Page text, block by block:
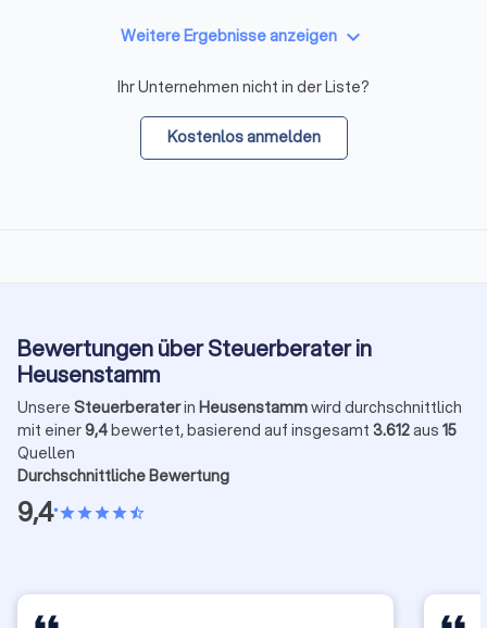
Weitere Ergebnisse anzeigen keyboard_arrow_down
Ihr Unternehmen nicht in der Liste?
Kostenlos anmelden
Bewertungen über Steuerberater in
Heusenstamm
Unsere Steuerberaterin Heusenstammwird durchschnittlich
mit einer9,4bewertet, basierend auf insgesamt 3.612aus 15
Quellen
Durchschnittliche Bewertung
9,4•starstarstarstarstar_half